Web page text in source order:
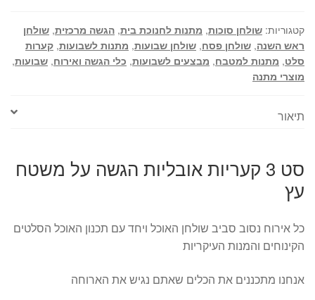
קטגוריות: שולחן סוכות, מתנות לחנוכת בית, הגשה מרכזית, שולחן
ראש השנה, שולחן פסח, שולחן שבועות, מתנות לשבועות, קערות
סלט, מתנות למטבח, מבצעים לשבועות, כלי הגשה ואירוח, שבועות,
מוצרי מתנה
תיאור
סט 3 קעריות אובליות הגשה על משטח
עץ
כל אירוח נסוב סביב שולחן האוכל ויחד עם תכנון האוכל הסלטים
הקינוחים והמנות העיקריות
אנחנו מתכננים את הכלים שאתם נגיש את הארוחה